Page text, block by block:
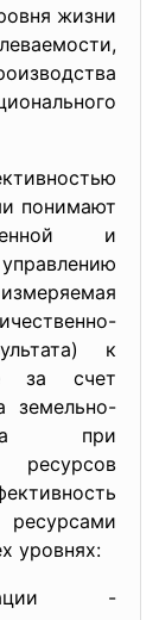
жизни
понимают
и
к
за счет
земельно-
при
ресурсов
уровнях:
-